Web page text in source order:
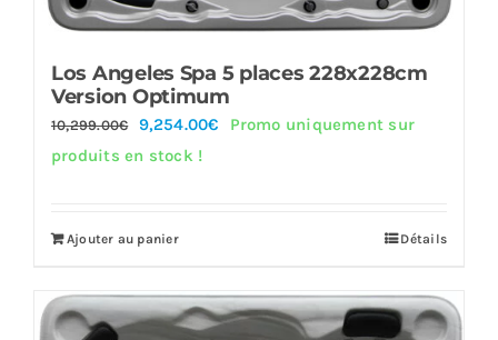
Los Angeles Spa 5 places 228x228cm
Version Optimum
10,299.00€
Le
prix
10,299.00€.
9,254.00€LePromo uniquement sur
produits en stock !
Ajouter au panier Détails